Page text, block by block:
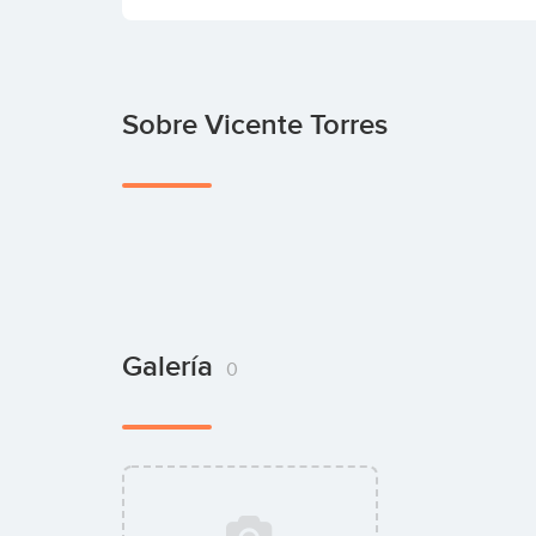
Sobre Vicente Torres
Galería 0